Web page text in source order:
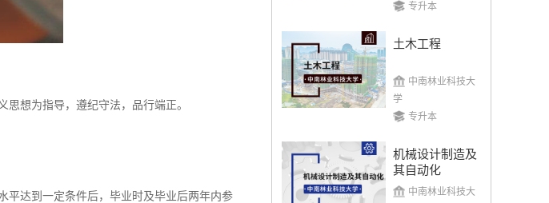
想为指导，遵纪守法，品行端正。
达到一定条件后，毕业时及毕业后两年内参
专升本
土木工程
中南林业科技大
学
专升本
机械设计制造及
其自动化
中南林业科技大